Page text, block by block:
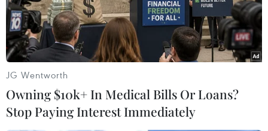
#Qatar #Bahrain #Iran
#Mạng lưới khủng bố
#Nghi phạm
Bahrain Qatar
Theo dõi VietnamPlus
JG Wentworth
Owning $10k+ In Medical Bills Or Loans?
Stop Paying Interest Immediately